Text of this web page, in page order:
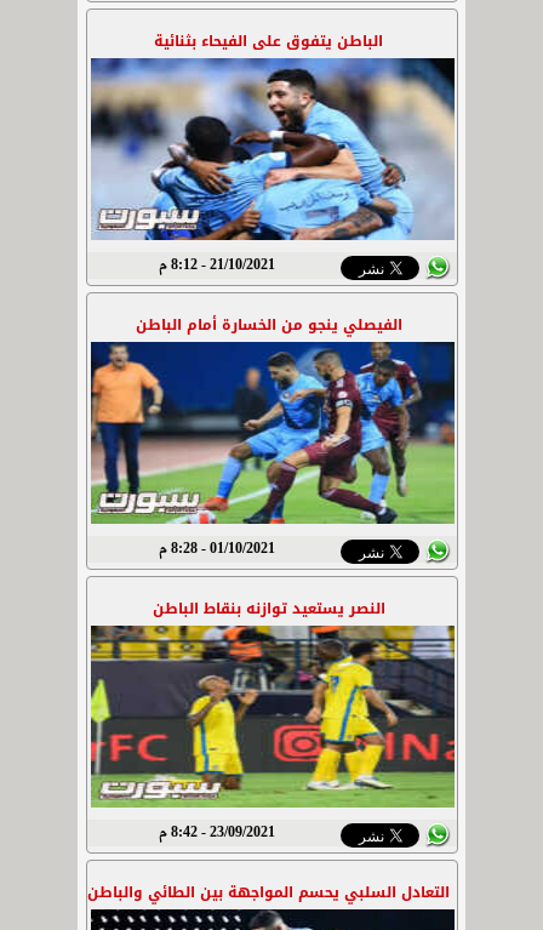
الباطن يتفوق على الفيحاء بثنائية
21/10/2021 - 8:12 م
الفيصلي ينجو من الخسارة أمام الباطن
01/10/2021 - 8:28 م
النصر يستعيد توازنه بنقاط الباطن
23/09/2021 - 8:42 م
التعادل السلبي يحسم المواجهة بين الطائي والباطن